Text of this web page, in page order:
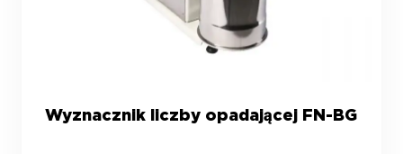
Wyznacznik liczby opadającej FN-BG